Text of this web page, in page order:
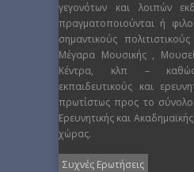
γεγονότων και λοιπών
πραγματοποιούνται ή
σημαντικούς
Μέγαρα Μουσικής ,
Κέντρα, κλπ –
εκπαιδευτικούς και
πρωτίστως προς το
Ερευνητικής και
χώρας.
Συχνές Ερωτήσεις